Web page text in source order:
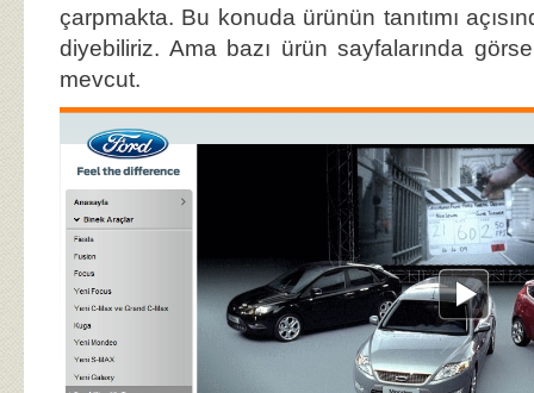
çarpmakta. Bu konuda ürünün tanıtımı
diyebiliriz. Ama bazı ürün sayfalarında
mevcut.